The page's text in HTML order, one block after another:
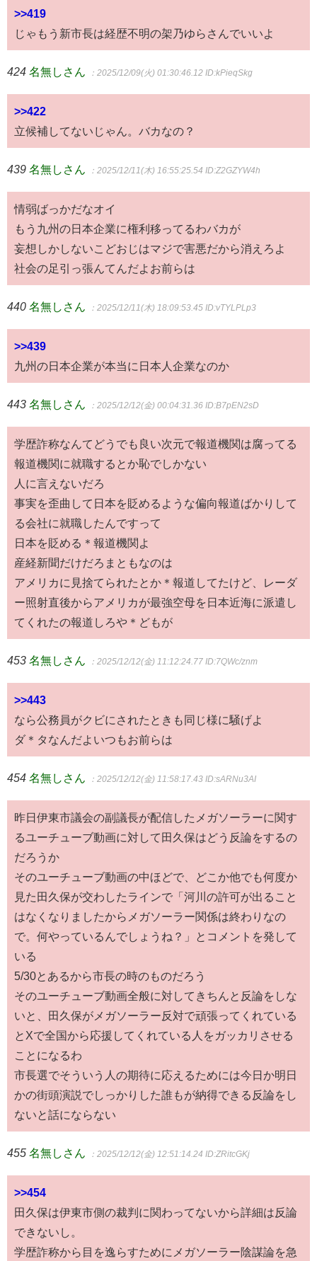
>>419
じゃもう新市長は経歴不明の架乃ゆらさんでいいよ
424 名無しさん ：2025/12/09(火) 01:30:46.12 ID:kPieqSkg
>>422
立候補してないじゃん。バカなの？
439 名無しさん ：2025/12/11(木) 16:55:25.54 ID:Z2GZYW4h
情弱ばっかだなオイ
もう九州の日本企業に権利移ってるわバカが
妄想しかしないこどおじはマジで害悪だから消えろよ
社会の足引っ張んてんだよお前らは
440 名無しさん ：2025/12/11(木) 18:09:53.45 ID:vTYLPLp3
>>439
九州の日本企業が本当に日本人企業なのか
443 名無しさん ：2025/12/12(金) 00:04:31.36 ID:B7pEN2sD
学歴詐称なんてどうでも良い次元で報道機関は腐ってる
報道機関に就職するとか恥でしかない
人に言えないだろ
事実を歪曲して日本を貶めるような偏向報道ばかりして
る会社に就職したんですって
日本を貶める＊報道機関よ
産経新聞だけだろまともなのは
アメリカに見捨てられたとか＊報道してたけど、レーダ
ー照射直後からアメリカが最強空母を日本近海に派遣し
てくれたの報道しろや＊どもが
453 名無しさん ：2025/12/12(金) 11:12:24.77 ID:7QWc/znm
>>443
なら公務員がクビにされたときも同じ様に騒げよ
ダ＊タなんだよいつもお前らは
454 名無しさん ：2025/12/12(金) 11:58:17.43 ID:sARNu3AI
昨日伊東市議会の副議長が配信したメガソーラーに関す
るユーチューブ動画に対して田久保はどう反論をするの
だろうか
そのユーチューブ動画の中ほどで、どこか他でも何度か
見た田久保が交わしたラインで「河川の許可が出ること
はなくなりましたからメガソーラー関係は終わりなの
で。何やっているんでしょうね？」とコメントを発して
いる
5/30とあるから市長の時のものだろう
そのユーチューブ動画全般に対してきちんと反論をしな
いと、田久保がメガソーラー反対で頑張ってくれている
とXで全国から応援してくれている人をガッカリさせる
ことになるわ
市長選でそういう人の期待に応えるためには今日か明日
かの街頭演説でしっかりした誰もが納得できる反論をし
ないと話にならない
455 名無しさん ：2025/12/12(金) 12:51:14.24 ID:ZRitcGKj
>>454
田久保は伊東市側の裁判に関わってないから詳細は反論
できないし。
学歴詐称から目を逸らすためにメガソーラー陰謀論を急